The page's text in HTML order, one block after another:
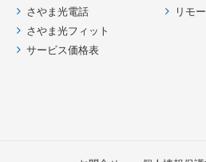
さやま光電話
さやま光フィット
サービス価格表
リモ